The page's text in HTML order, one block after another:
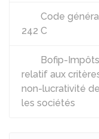
Code
242 C
Bofip-
relatif aux
non-lucrativité
les sociétés